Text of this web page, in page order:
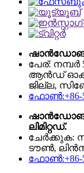
ഷാൻഡോങ്
പേര്:
ആൻഡ്
ജില്ല,
ഫോൺ:+86-
ഷാൻഡോങ്
ലിമിറ്റഡ്.
ചേർക്കുക:
ടൗൺ,
ഫോൺ:+86-